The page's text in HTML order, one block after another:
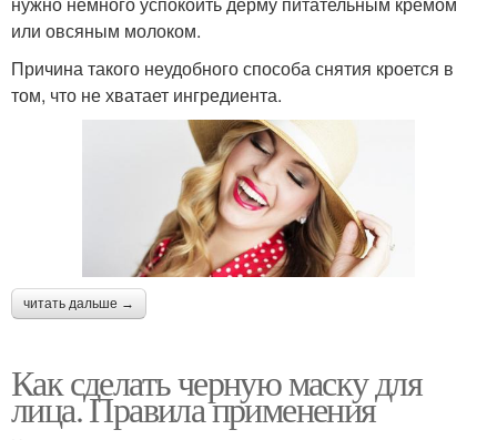
или овсяным молоком.
Причина такого неудобного способа снятия кроется в
том, что не хватает ингредиента.
читать дальше →
Как сделать черную маску для
лица. Правила применения